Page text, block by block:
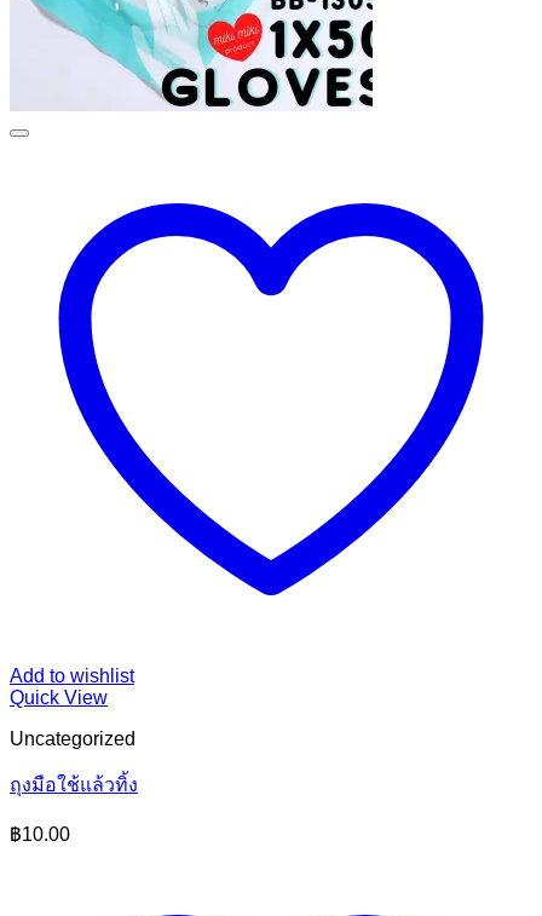
Add to wishlist
Quick View
Uncategorized
ถุงมือใช้แล้วทิ้ง
฿10.00